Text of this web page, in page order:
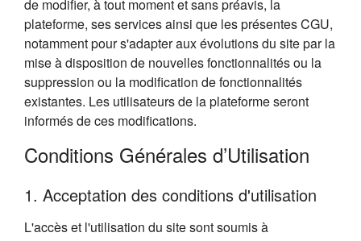
de modifier, à tout moment et sans préavis, la
plateforme, ses services ainsi que les présentes CGU,
notamment pour s'adapter aux évolutions du site par la
mise à disposition de nouvelles fonctionnalités ou la
suppression ou la modification de fonctionnalités
existantes. Les utilisateurs de la plateforme seront
informés de ces modifications.
Conditions Générales d’Utilisation
1. Acceptation des conditions d'utilisation
L'accès et l'utilisation du site sont soumis à